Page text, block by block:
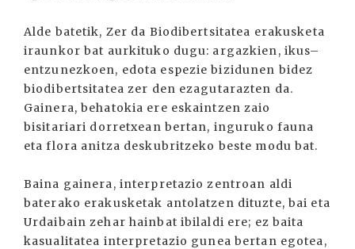
Alde batetik, Zer da Biodibertsitatea erakusketa
iraunkor bat aurkituko dugu: argazkien, ikus–
entzunezkoen, edota espezie bizidunen bidez
biodibertsitatea zer den ezagutarazten da.
Gainera, behatokia ere eskaintzen zaio
bisitariari dorretxean bertan, inguruko fauna
eta flora anitza deskubritzeko beste modu bat.
Baina gainera, interpretazio zentroan aldi
baterako erakusketak antolatzen dituzte, bai eta
Urdaibain zehar hainbat ibilaldi ere; ez baita
kasualitatea interpretazio gunea bertan egotea,